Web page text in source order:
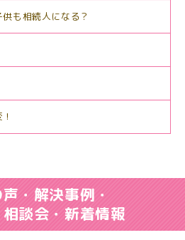
も相続人になる？
・解決事例・
談会・新着情報